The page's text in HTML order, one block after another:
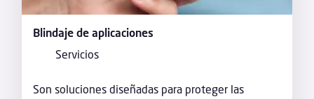
Blindaje de aplicaciones
Servicios
Son soluciones diseñadas para proteger las